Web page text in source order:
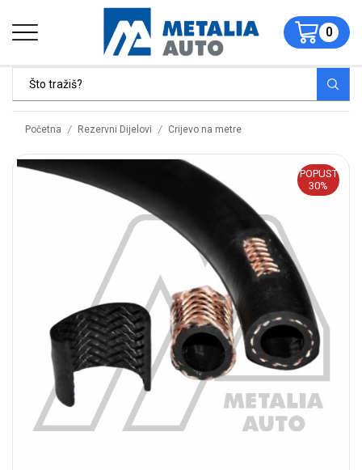
0
Početna / Rezervni Dijelovi / Crijevo na metre
POPUST
30%